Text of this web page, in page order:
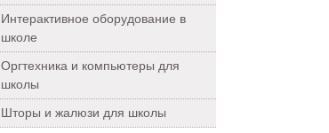
Интерактивное оборудование в
школе
Оргтехника и компьютеры для
школы
Шторы и жалюзи для школы